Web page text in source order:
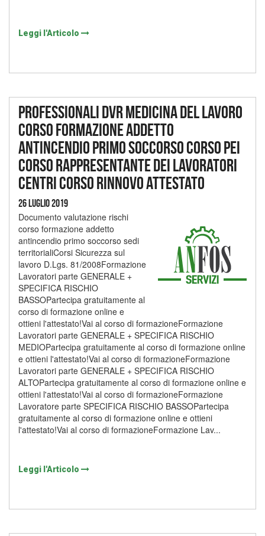
Leggi l'Articolo
Professionali dvr medicina del lavoro
corso formazione addetto
antincendio primo soccorso corso pei
corso rappresentante dei lavoratori
centri corso rinnovo attestato
26 Luglio 2019
Documento valutazione rischi
corso formazione addetto
antincendio primo soccorso sedi
territorialiCorsi Sicurezza sul
lavoro D.Lgs. 81/2008Formazione
Lavoratori parte GENERALE +
SPECIFICA RISCHIO
BASSOPartecipa gratuitamente al
corso di formazione online e
ottieni l'attestato!Vai al corso di formazioneFormazione
Lavoratori parte GENERALE + SPECIFICA RISCHIO
MEDIOPartecipa gratuitamente al corso di formazione online
e ottieni l'attestato!Vai al corso di formazioneFormazione
Lavoratori parte GENERALE + SPECIFICA RISCHIO
ALTOPartecipa gratuitamente al corso di formazione online e
ottieni l'attestato!Vai al corso di formazioneFormazione
Lavoratore parte SPECIFICA RISCHIO BASSOPartecipa
gratuitamente al corso di formazione online e ottieni
l'attestato!Vai al corso di formazioneFormazione Lav...
Leggi l'Articolo